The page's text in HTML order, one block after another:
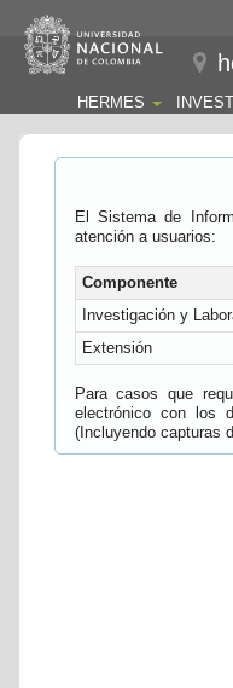
HERMES
El Sistema de
atención a usuarios:
Componente
Investigación y
Extensión
Para casos que
electrónico con los
(Incluyendo capturas